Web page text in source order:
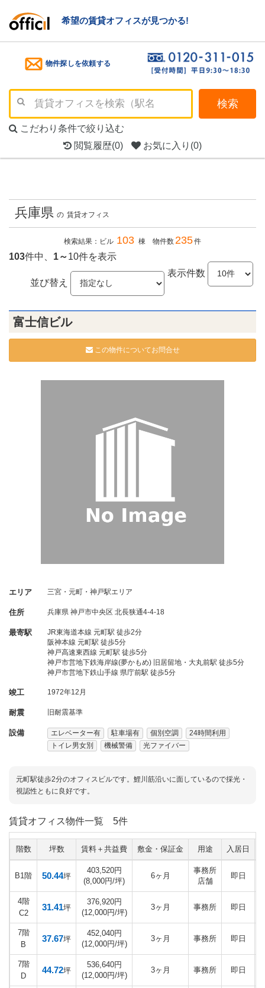
希望の賃貸オフィスが見つかる!
物件探しを依頼する
検索
こだわり条件で絞り込む
閲覧履歴(0) お気に入り (0)
兵庫県 の 賃貸オフィス
検索結果：ビル 103 棟 物件数235件
103件中、 1～10件を表示
表示件数
並び替え
富士信ビル
この物件についてお問合せ
エリア 三宮・元町・神戸駅エリア
住所 兵庫県 神戸市中央区 北長狭通4-4-18
最寄駅
JR東海道本線 元町駅 徒歩2分
阪神本線 元町駅 徒歩5分
神戸高速東西線 元町駅 徒歩5分
神戸市営地下鉄海岸線(夢かもめ) 旧居留地・大丸前駅 徒歩5分
神戸市営地下鉄山手線 県庁前駅 徒歩5分
竣工 1972年12月
耐震 旧耐震基準
設備 エレベーター有 駐車場有 個別空調
24時間利用
トイレ男女別
機械警備 光ファイバー
元町駅徒歩2分のオフィスビルです。鯉川筋沿いに面しているので採光・
視認性ともに良好です。
賃貸オフィス物件一覧 5件
階数 坪数 賃料＋共益費 敷金・保証金 用途 入居日
B1階 50.44坪
403,520円
(8,000円/坪)
6ヶ月
事務所
店舗
即日
4階
C2
31.41坪
376,920円
(12,000円/坪)
3ヶ月 事務所 即日
7階
B
37.67坪
452,040円
(12,000円/坪)
3ヶ月 事務所 即日
7階
D
44.72坪
536,640円
(12,000円/坪)
3ヶ月 事務所 即日